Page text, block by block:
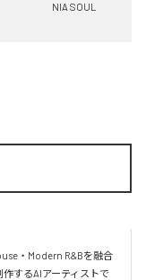
NIA SOUL
・Modern R&Bを融合
するAIアーティストで